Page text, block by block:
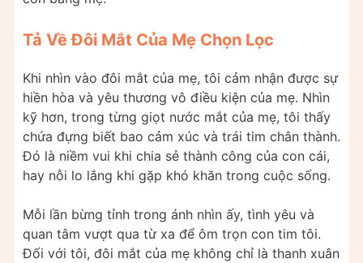
Tả Về Đôi Mắt Của Mẹ Chọn Lọc
Khi nhìn vào đôi mắt của mẹ, tôi cảm nhận được sự
hiền hòa và yêu thương vô điều kiện của mẹ. Nhìn
kỹ hơn, trong từng giọt nước mắt của mẹ, tôi thấy
chứa đựng biết bao cảm xúc và trái tim chân thành.
Đó là niềm vui khi chia sẻ thành công của con cái,
hay nỗi lo lắng khi gặp khó khăn trong cuộc sống.
Mỗi lần bừng tỉnh trong ánh nhìn ấy, tình yêu và
quan tâm vượt qua từ xa để ôm trọn con tim tôi.
Đối với tôi, đôi mắt của mẹ không chỉ là thanh xuân